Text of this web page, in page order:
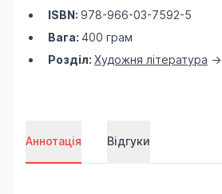
ISBN: 978-966-03-7592-5
Вага: 400 грам
Розділ: Художня література ->
Аннотація Відгуки